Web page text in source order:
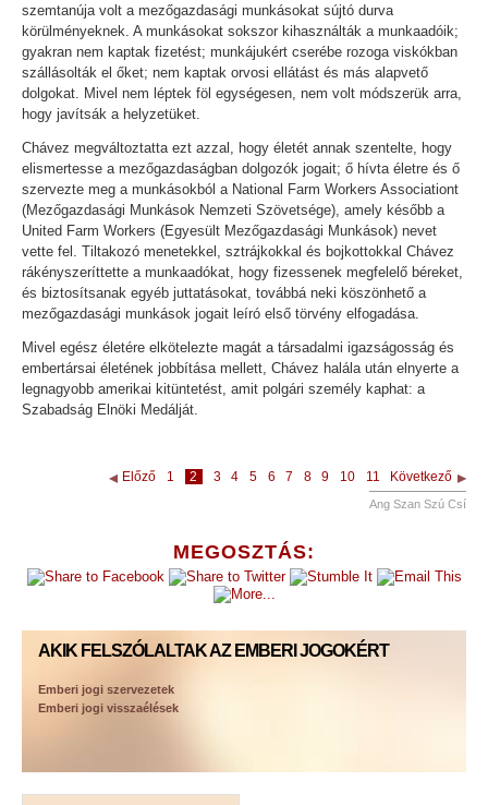
MEGOSZTÁS:
AKIK FELSZÓLALTAK AZ EMBERI JOGOKÉRT
Emberi jogi szervezetek
Emberi jogi visszaélések
szemtanúja volt a mezőgazdasági munkásokat sújtó durva
körülményeknek. A munkásokat sokszor kihasználták a munkaadóik;
gyakran nem kaptak fizetést; munkájukért cserébe rozoga viskókban
szállásolták el őket; nem kaptak orvosi ellátást és más alapvető
dolgokat. Mivel nem léptek föl egységesen, nem volt módszerük arra,
hogy javítsák a helyzetüket.
Chávez megváltoztatta ezt azzal, hogy életét annak szentelte, hogy
elismertesse a mezőgazdaságban dolgozók jogait; ő hívta életre és ő
szervezte meg a munkásokból a National Farm Workers Associationt
(Mezőgazdasági Munkások Nemzeti Szövetsége), amely később a
United Farm Workers (Egyesült Mezőgazdasági Munkások) nevet
vette fel. Tiltakozó menetekkel, sztrájkokkal és bojkottokkal Chávez
rákényszeríttette a munkaadókat, hogy fizessenek megfelelő béreket,
és biztosítsanak egyéb juttatásokat, továbbá neki köszönhető a
mezőgazdasági munkások jogait leíró első törvény elfogadása.
Mivel egész életére elkötelezte magát a társadalmi igazságosság és
embertársai életének jobbítása mellett, Chávez halála után elnyerte a
legnagyobb amerikai kitüntetést, amit polgári személy kaphat: a
Szabadság Elnöki Medálját.
Előző 1 2 3 4 5 6 7 8 9 10 11 Következő
Ang Szan Szú Csí